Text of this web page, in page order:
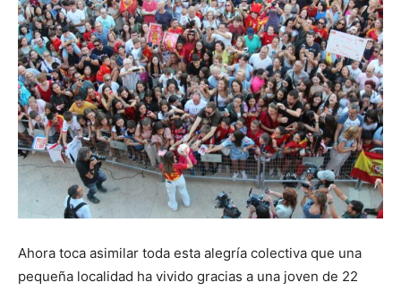
Ahora toca asimilar toda esta alegría colectiva que una
pequeña localidad ha vivido gracias a una joven de 22